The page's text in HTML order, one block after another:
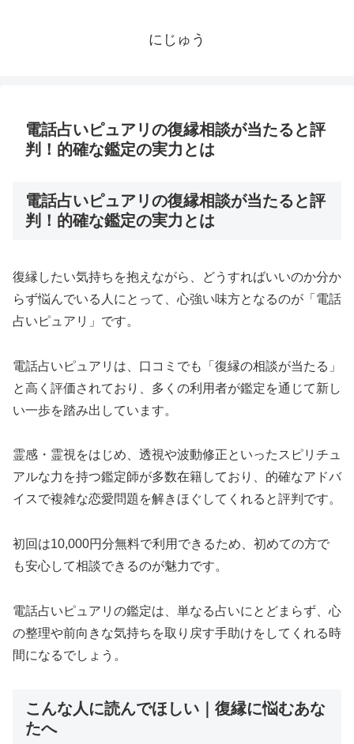
にじゅう
電話占いピュアリの復縁相談が当たると評
判！的確な鑑定の実力とは
電話占いピュアリの復縁相談が当たると評
判！的確な鑑定の実力とは
復縁したい気持ちを抱えながら、どうすればいいのか分か
らず悩んでいる人にとって、心強い味方となるのが「電話
占いピュアリ」です。
電話占いピュアリは、口コミでも「復縁の相談が当たる」
と高く評価されており、多くの利用者が鑑定を通じて新し
い一歩を踏み出しています。
霊感・霊視をはじめ、透視や波動修正といったスピリチュ
アルな力を持つ鑑定師が多数在籍しており、的確なアドバ
イスで複雑な恋愛問題を解きほぐしてくれると評判です。
初回は10,000円分無料で利用できるため、初めての方で
も安心して相談できるのが魅力です。
電話占いピュアリの鑑定は、単なる占いにとどまらず、心
の整理や前向きな気持ちを取り戻す手助けをしてくれる時
間になるでしょう。
こんな人に読んでほしい｜復縁に悩むあな
たへ